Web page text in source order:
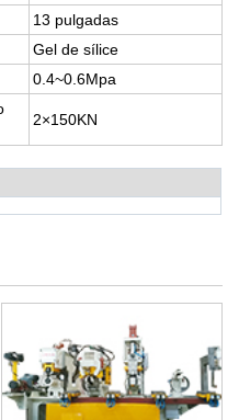
13 pulgadas
Gel de sílice
0.4~0.6Mpa
2×150KN